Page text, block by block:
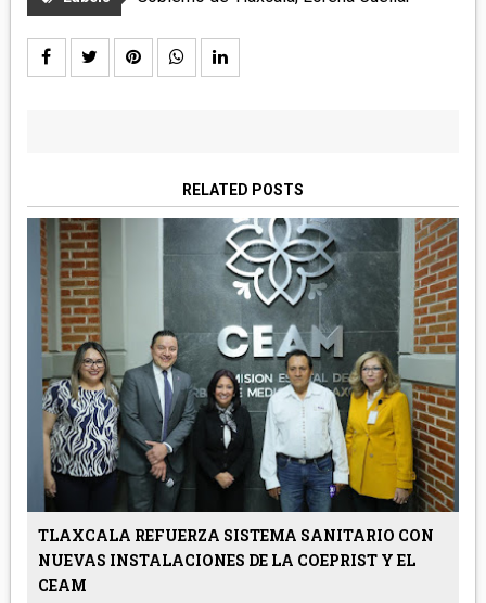
RELATED POSTS
TLAXCALA REFUERZA SISTEMA SANITARIO CON
NUEVAS INSTALACIONES DE LA COEPRIST Y EL
CEAM